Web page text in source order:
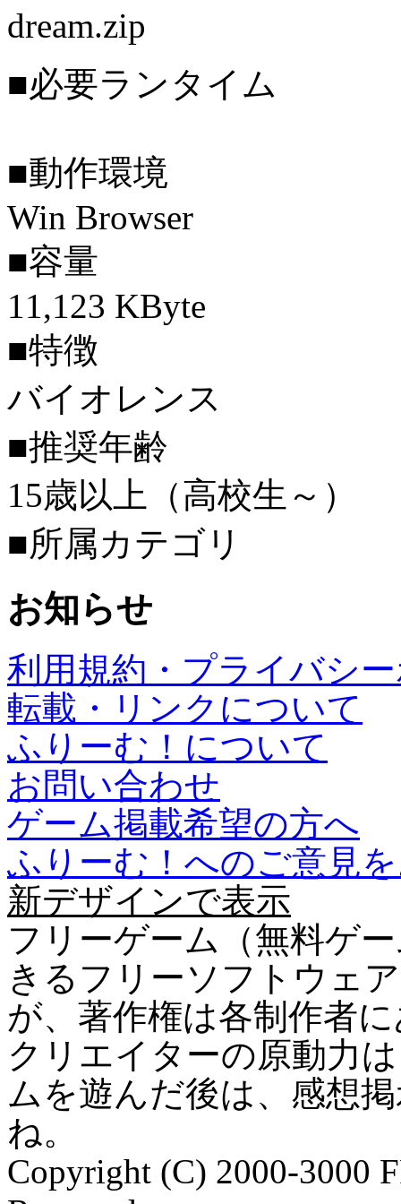
dream.zip
■必要ランタイム
■動作環境
Win Browser
■容量
11,123 KByte
■特徴
バイオレンス
■推奨年齢
15歳以上（高校生～）
■所属カテゴリ
お知らせ
利用規約・プライバシ
転載・リンクについて
ふりーむ！について
お問い合わせ
ゲーム掲載希望の方へ
ふりーむ！へのご意見
新デザインで表示
フリーゲーム（無料ゲ
きるフリーソフトウェ
が、著作権は各制作者
クリエイターの原動力
ムを遊んだ後は、感想
ね。
Copyright (C) 2000-3000